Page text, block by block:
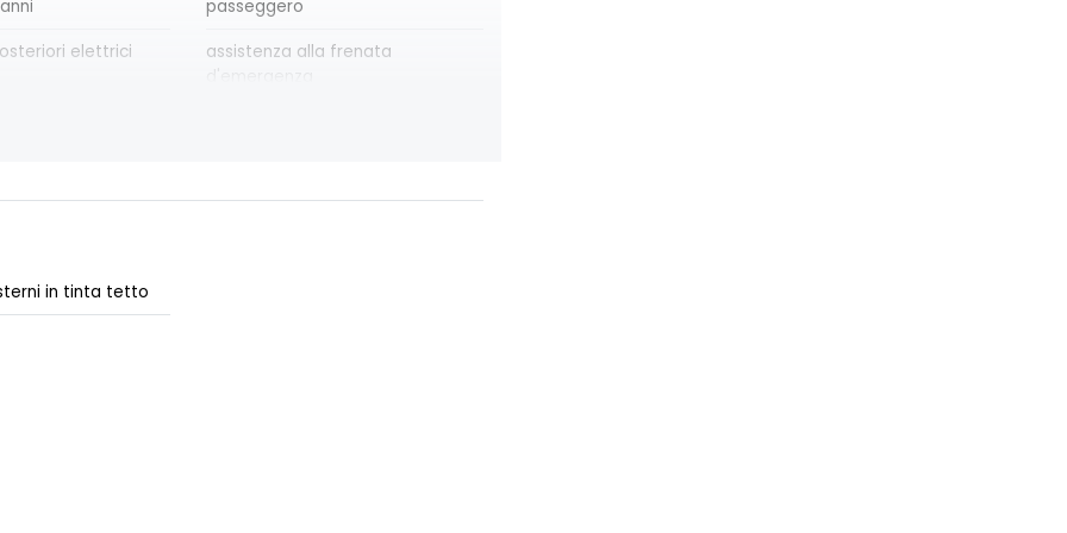
passeggero
elettrici
assistenza alla frenata
in tinta tetto